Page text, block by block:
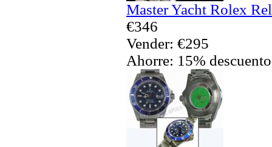
Master Yacht Rolex
€346
Vender: €295
Ahorre: 15% descuento